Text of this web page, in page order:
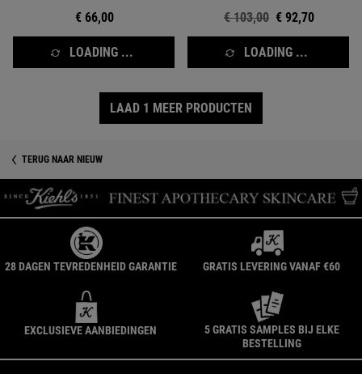
€ 66,00
LOADING ...
Oude prijs
€ 103,00 Nieuwe prijs
€ 92,70
LOADING ...
LAAD 1 MEER PRODUCTEN
TERUG NAAR NIEUW
28 DAGEN TEVREDENHEID GARANTIE GRATIS LEVERING VANAF €60
EXCLUSIEVE AANBIEDINGEN
5 GRATIS SAMPLES BIJ ELKE
BESTELLING